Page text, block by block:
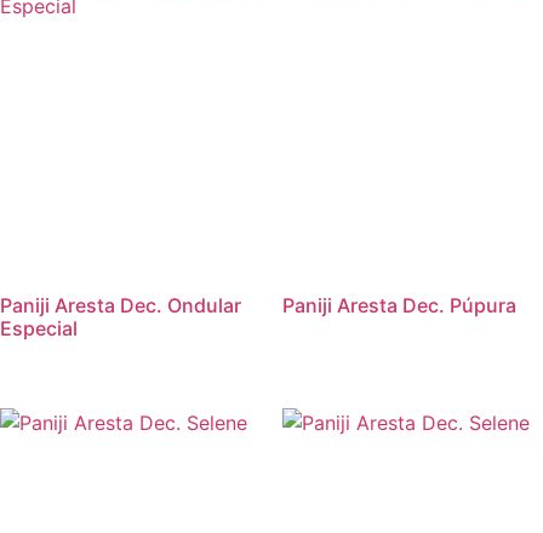
Paniji Aresta Dec. Ondular
Especial
Paniji Aresta Dec. Púpura